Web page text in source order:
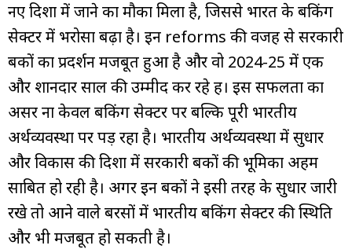
नए दिशा में जाने का मौका मिला है, जिससे भारत के बैंकिंग
सेक्टर में भरोसा बढ़ा है। इन reforms की वजह से सरकारी
बैंकों का प्रदर्शन मजबूत हुआ है और वो 2024-25 में एक
और शानदार साल की उम्मीद कर रहे हैं। इस सफलता का
असर ना केवल बैंकिंग सेक्टर पर बल्कि पूरी भारतीय
अर्थव्यवस्था पर पड़ रहा है। भारतीय अर्थव्यवस्था में सुधार
और विकास की दिशा में सरकारी बैंकों की भूमिका अहम
साबित हो रही है। अगर इन बैंकों ने इसी तरह के सुधार जारी
रखे तो आने वाले बरसों में भारतीय बैंकिंग सेक्टर की स्थिति
और भी मजबूत हो सकती है।